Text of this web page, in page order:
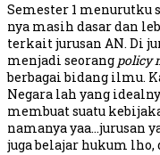
Semester 1 menurutku
nya masih dasar dan
terkait jurusan AN. Di
menjadi seorang policy
berbagai bidang ilmu.
Negara lah yang
membuat suatu
namanya yaa…jurusan
juga belajar hukum lho,